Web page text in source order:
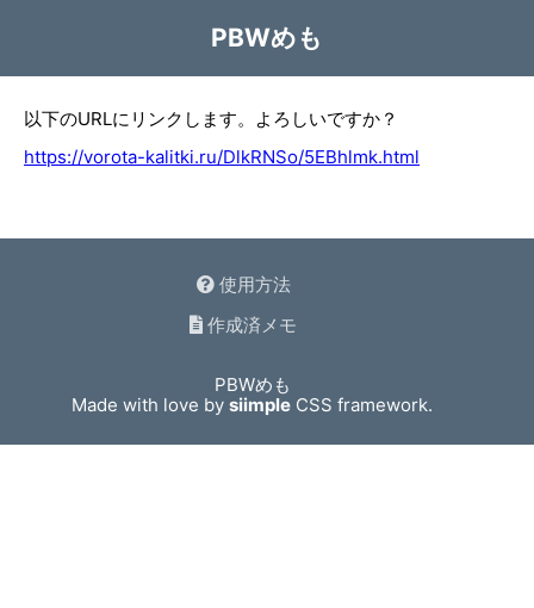
PBWめも
以下のURLにリンクします。よろしいですか？
https://vorota-kalitki.ru/DlkRNSo/5EBhlmk.html
使用方法
作成済メモ
PBWめも
Made with love bysiimple CSS framework.